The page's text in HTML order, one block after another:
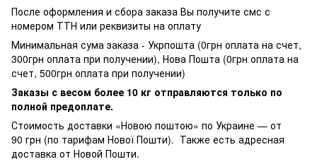
После оформления и сбора заказа Вы получите смс с
номером ТТН или реквизиты на оплату
Минимальная сума заказа - Укрпошта (0грн оплата на счет,
300грн оплата при получении), Нова Пошта (0грн оплата на
счет, 500грн оплата при получении)
Заказы с весом более 10 кг отправляются только по
полной предоплате.
Стоимость доставки «Новою поштою» по Украине — от
90 грн (по тарифам Нової Пошти). Также есть адресная
доставка от Новой Пошти.